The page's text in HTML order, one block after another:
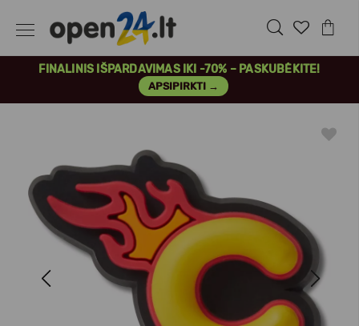
FINALINIS IŠPARDAVIMAS IKI -70% – PASKUBĖKITE!
APSIPIRKTI →
Next